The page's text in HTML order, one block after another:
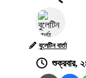
বুলেটিন বার্তা
শুক্রবার,